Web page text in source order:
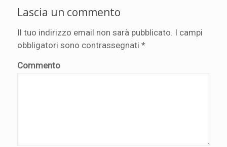
Lascia un commento
Il tuo indirizzo email non sarà pubblicato. I campi
obbligatori sono contrassegnati *
Commento